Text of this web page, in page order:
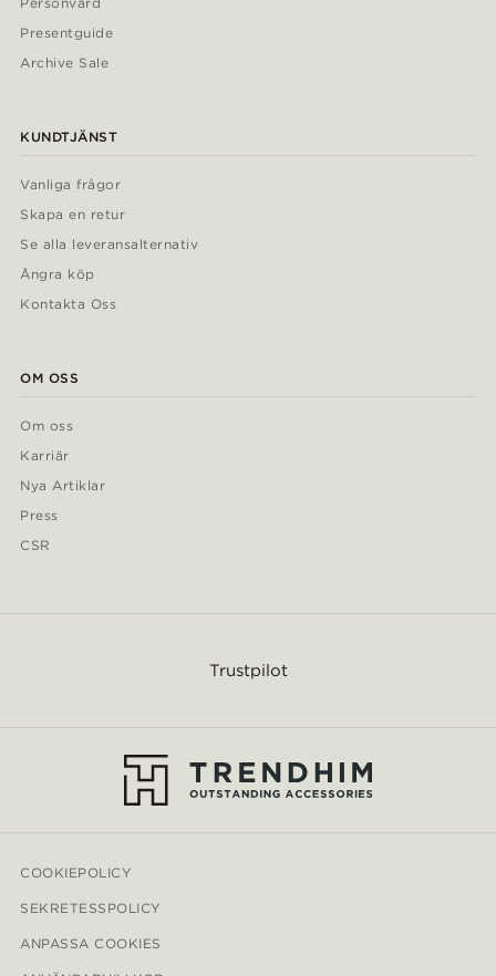
Presentguide
Archive Sale
KUNDTJÄNST
Vanliga frågor
Skapa en retur
Se alla leveransalternativ
Ångra köp
Kontakta Oss
OM OSS
Om oss
Karriär
Nya Artiklar
Press
CSR
Trustpilot
COOKIEPOLICY
SEKRETESSPOLICY
ANPASSA COOKIES